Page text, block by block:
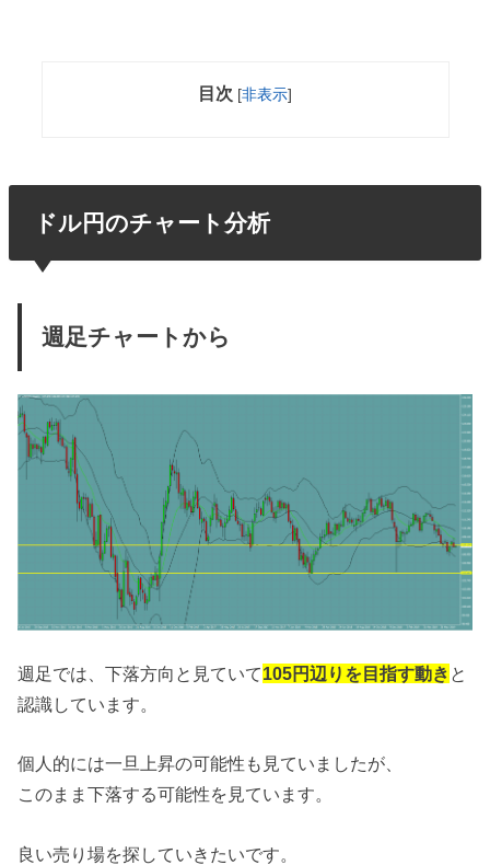
目次 [非表示]
ドル円のチャート分析
週足チャートから
週足では、下落方向と見ていて105円辺りを目指す動き と
認識しています。
個人的には一旦上昇の可能性も見ていましたが、
このまま下落する可能性を見ています。
良い売り場を探していきたいです。